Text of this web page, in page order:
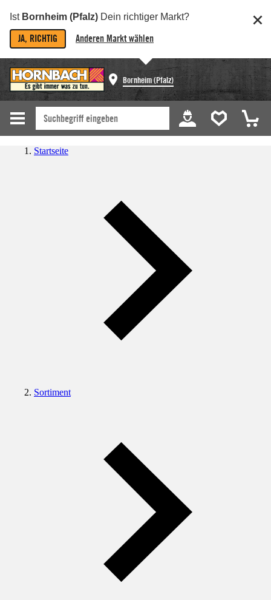
Ist Bornheim (Pfalz) Dein richtiger Markt?
JA, RICHTIG Anderen Markt wählen
Bornheim (Pfalz)
Startseite
Sortiment